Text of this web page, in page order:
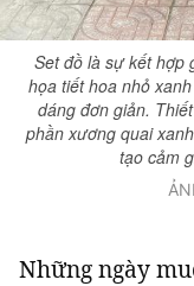
Set đồ là sự kết hợp
họa tiết hoa nhỏ
dáng đơn giản.
phần xương quai
tạo cảm
Những ngày